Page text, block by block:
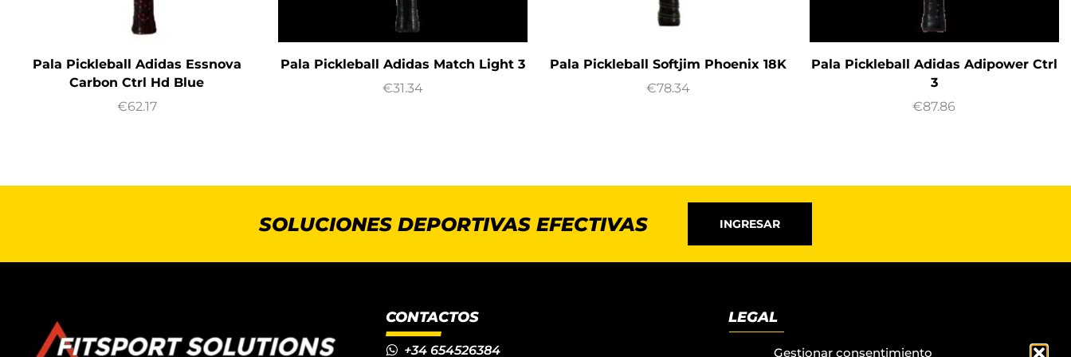
Gestionar consentimiento
Pala Pickleball Adidas Essnova
Carbon Ctrl Hd Blue
€62.17
Pala Pickleball Adidas Match Light 3
€31.34
Pala Pickleball Softjim Phoenix 18K
€78.34
Pala Pickleball Adidas Adipower Ctrl
3
€87.86
SOLUCIONES DEPORTIVAS EFECTIVAS INGRESAR
CONTACTOS
+34 654526384
LEGAL
Términos y condiciones